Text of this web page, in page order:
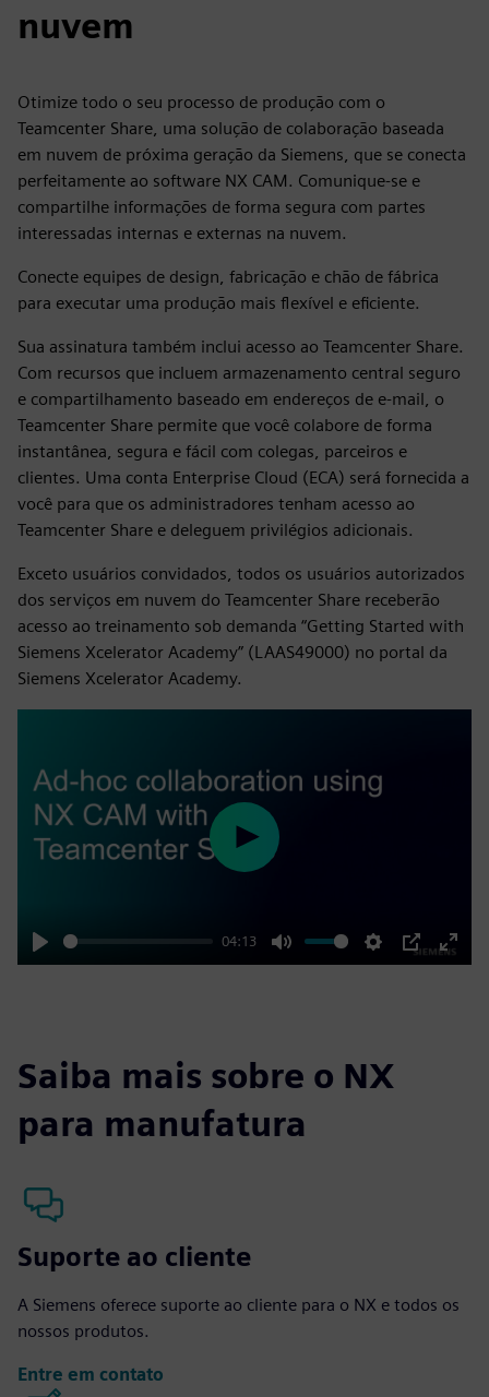
nuvem
Otimize todo o seu processo de produção com o
Teamcenter Share, uma solução de colaboração baseada
em nuvem de próxima geração da Siemens, que se conecta
perfeitamente ao software NX CAM. Comunique-se e
compartilhe informações de forma segura com partes
interessadas internas e externas na nuvem.
Conecte equipes de design, fabricação e chão de fábrica
para executar uma produção mais flexível e eficiente.
Sua assinatura também inclui acesso ao Teamcenter Share.
Com recursos que incluem armazenamento central seguro
e compartilhamento baseado em endereços de e-mail, o
Teamcenter Share permite que você colabore de forma
instantânea, segura e fácil com colegas, parceiros e
clientes. Uma conta Enterprise Cloud (ECA) será fornecida a
você para que os administradores tenham acesso ao
Teamcenter Share e deleguem privilégios adicionais.
Exceto usuários convidados, todos os usuários autorizados
dos serviços em nuvem do Teamcenter Share receberão
acesso ao treinamento sob demanda “Getting Started with
Siemens Xcelerator Academy” (LAAS49000) no portal da
Siemens Xcelerator Academy.
Play
04:13
Mute Settings
PIP
Enter
Play
Saiba mais sobre o NX
para manufatura
Suporte ao cliente
A Siemens oferece suporte ao cliente para o NX e todos os
nossos produtos.
Entre em contato